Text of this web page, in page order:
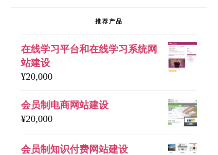
推荐产品
在线学习平台和在线学习系统网
站建设
¥20,000
会员制电商网站建设
¥20,000
会员制知识付费网站建设